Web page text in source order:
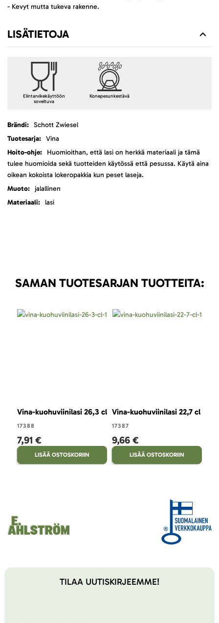
- Kevyt mutta tukeva rakenne.
LISÄTIETOJA
Elintarvikekäyttöön
soveltuva
Konepesunkestävä
LisätietojaSchott Zwiesel
Vina
Huomioithan, että lasi on herkkä materiaali ja tämä
tulee huomioida sekä tuotteiden käytössä että pesussa. Käytä aina
oikean kokoista lokeropakkia kun peset laseja.
jalallinen
lasi
SAMAN TUOTESARJAN TUOTTEITA:
Vina-kuohuviinilasi 26,3 cl
17388
7,91 €
LISÄÄ OSTOSKORIIN
Vina-kuohuviinilasi 22,7 cl
17387
9,66 €
LISÄÄ OSTOSKORIIN
TILAA UUTISKIRJEEMME!